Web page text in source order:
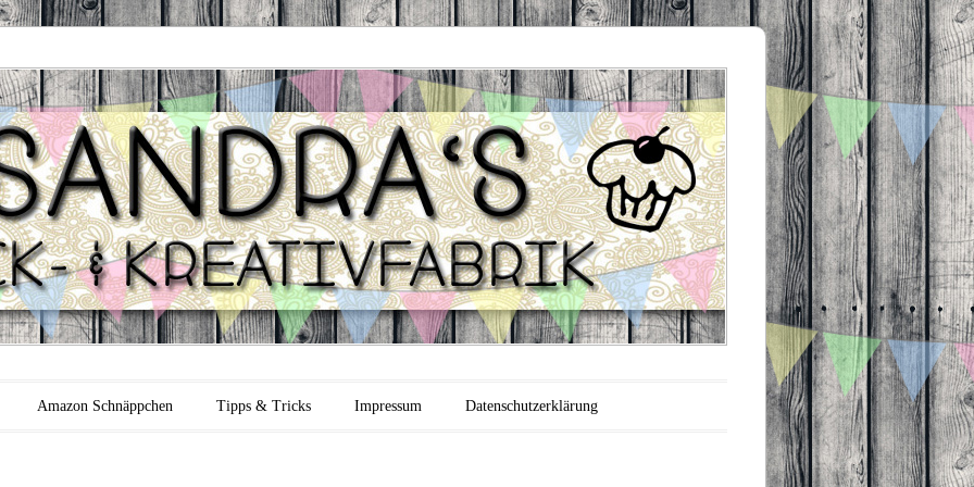
Backfabrik
Amazon Schnäppchen Tipps & Tricks Impressum Datenschutzerklärung